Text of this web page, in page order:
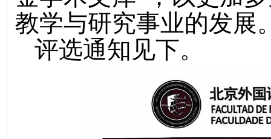
教学与研究事业的发展
评选通知见下。